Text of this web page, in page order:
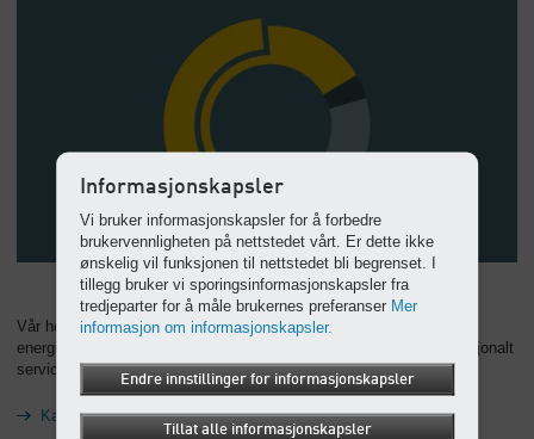
Vår helhetlige tilnærming for optimal rentabilitet: Maksimal
energieffektivitet, enkel betjening, enkelt vedlikehold og et internasjonalt
service- og rådgivningsnettverk med raske reaksjonstider.
Kaesers livssyklusledelse
Informasjonskapsler
Vi bruker informasjonskapsler for å forbedre
brukervennligheten på nettstedet vårt. Er dette ikke
ønskelig vil funksjonen til nettstedet bli begrenset. I
tillegg bruker vi sporingsinformasjonskapsler fra
tredjeparter for å måle brukernes preferanser Mer
informasjon om informasjonskapsler.
Endre innstillinger for informasjonskapsler
Tillat alle informasjonskapsler